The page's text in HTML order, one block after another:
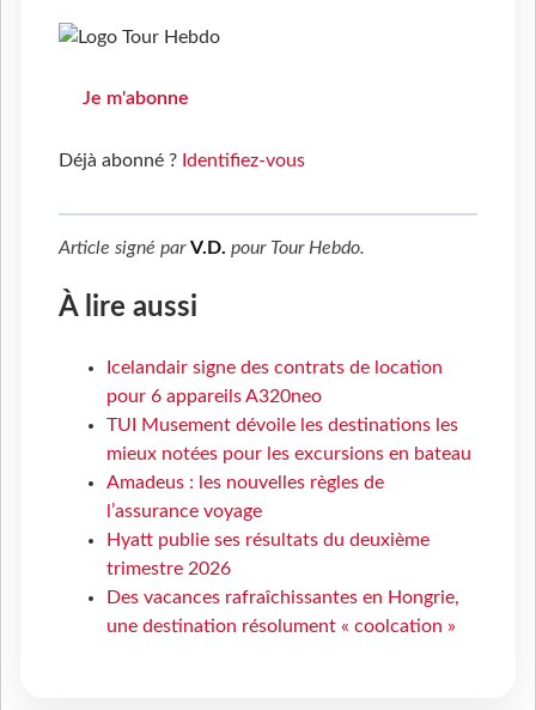
Je m'abonne
Déjà abonné ? Identifiez-vous
Article signé parV.D. pour Tour Hebdo.
À lire aussi
Icelandair signe des contrats de location
pour 6 appareils A320neo
TUI Musement dévoile les destinations les
mieux notées pour les excursions en bateau
Amadeus : les nouvelles règles de
l’assurance voyage
Hyatt publie ses résultats du deuxième
trimestre 2026
Des vacances rafraîchissantes en Hongrie,
une destination résolument « coolcation »